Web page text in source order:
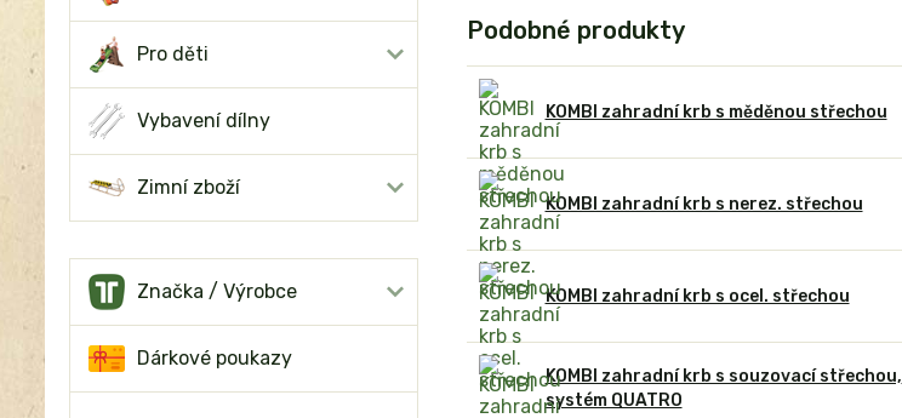
Pro děti
Vybavení dílny
Zimní zboží
Značka / Výrobce
Dárkové poukazy
Podobné produkty
KOMBI zahradní krb s měděnou střechou
KOMBI zahradní krb s nerez. střechou
KOMBI zahradní krb s ocel. střechou
KOMBI zahradní krb s souzovací střechou,
systém QUATRO